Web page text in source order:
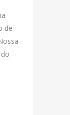
de